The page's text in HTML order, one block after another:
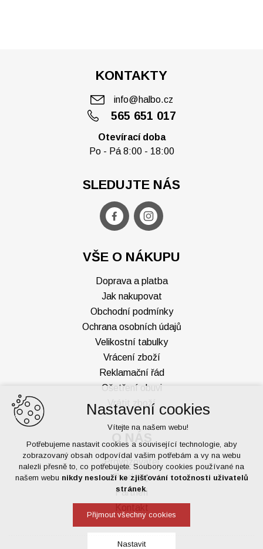
KONTAKTY
565 651 017
info@halbo.cz
Otevírací doba
Po - Pá 8:00 - 18:00
O NÁS
Provozovatel
Prodejny
Partneři
VŠE O NÁKUPU
Doprava a platba
Jak nakupovat
Obchodní podmínky
Ochrana osobních údajů
Velikostní tabulky
Vrácení zboží
Reklamační řád
Ošetření obuvi
Vrátit zboží
SLEDUJTE NÁS
Nastavení cookies
Vítejte na našem webu!
Potřebujeme nastavit cookies a související technologie, aby
zobrazovaný obsah odpovídal vašim potřebám a vy na webu
nalezli přesně to, co potřebujete. Soubory cookies používané na
našem webu nikdy neslouží ke zjišťování totožnosti uživatelů
stránek.
Přijmout všechny cookies
Nastavit